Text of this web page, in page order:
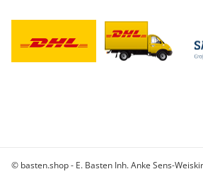
© basten.shop - E. Basten Inh. Anke Sens-